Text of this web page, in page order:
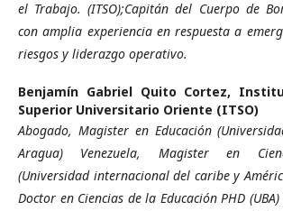
el Trabajo. (ITSO);Capitán del Cuerpo de
con amplia experiencia en respuesta a
riesgos y liderazgo operativo.
Benjamín Gabriel Quito Cortez,
Superior Universitario Oriente (ITSO)
Abogado, Magister en Educación
Aragua) Venezuela, Magister en
(Universidad internacional del caribe y
Doctor en Ciencias de la Educación PHD